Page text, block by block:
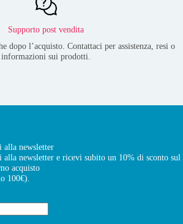
Supporto post vendita
dopo l’acquisto. Contattaci per assistenza, resi o
informazioni sui prodotti.
alla newsletter
newsletter e ricevi subito un 10% di sconto sul
acquisto
100€).